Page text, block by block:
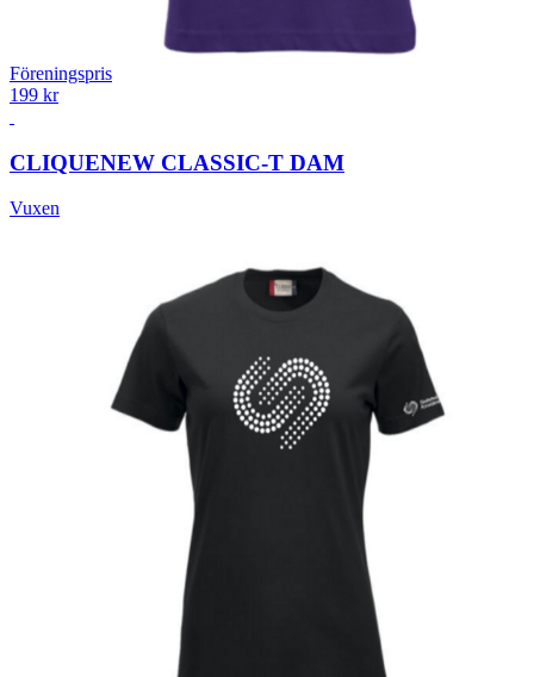
Föreningspris
199 kr
CLIQUENEW CLASSIC-T DAM
Vuxen